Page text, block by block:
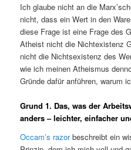
Ich glaube nicht an die
nicht, dass ein Wert in den
diese Frage ist eine Frage des
Atheist nicht die Nichtexistenz
nicht die Nichtsexistenz des
wie ich meinen Atheismus
Gründe dafür anführen, warum
Grund 1. Das, was der
anders – leichter, einfacher
Occam’s razorbeschreibt ein